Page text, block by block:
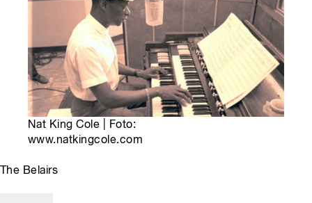
Nat King Cole | Foto:
www.natkingcole.com
The Belairs